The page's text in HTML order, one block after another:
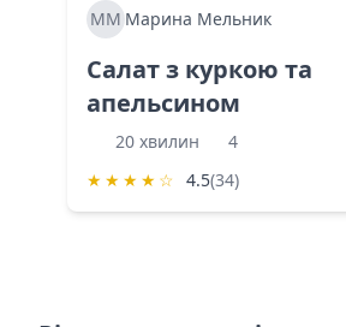
ММ Марина Мельник
Салат з куркою та
апельсином
20 хвилин
4
★ ★ ★ ★ ☆ 4.5(34)